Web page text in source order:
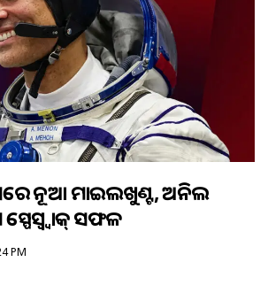
ନୂଆ ମାଇଲଖୁଣ୍ଟ, ଅନିଲ
ସଫଳ
PM